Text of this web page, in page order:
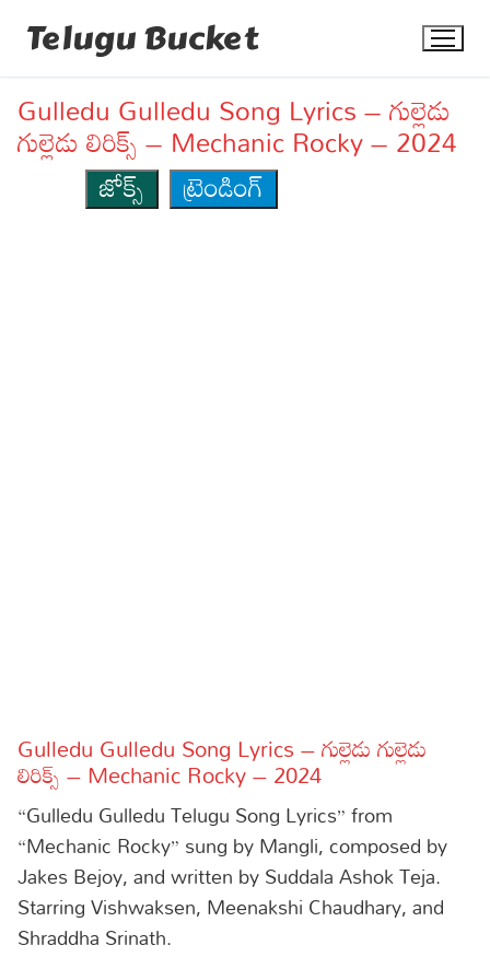
Telugu Bucket
Articles
Facts
Devotional
Christianity
Hindi
Gulledu Gulledu Song Lyrics – గుల్లెడు
గుల్లెడు లిరిక్స్ – Mechanic Rocky – 2024
జోక్స్
ట్రెండింగ్
Gulledu Gulledu Song Lyrics – గుల్లెడు గుల్లెడు
లిరిక్స్ – Mechanic Rocky – 2024
“Gulledu Gulledu Telugu Song Lyrics” from
“Mechanic Rocky” sung by Mangli, composed by
Jakes Bejoy, and written by Suddala Ashok Teja.
Starring Vishwaksen, Meenakshi Chaudhary, and
Shraddha Srinath.